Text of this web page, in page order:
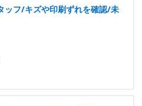
ッフ/キズや印刷ずれを確認/未